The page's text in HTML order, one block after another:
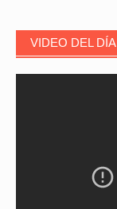
VIDEO DEL DÍA